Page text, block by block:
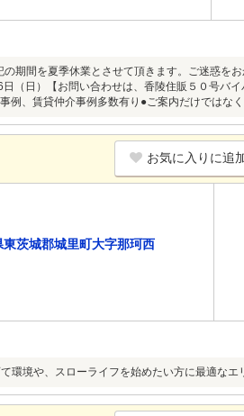
の期間を夏季休業とさせて頂きます。ご迷惑を
（日）【お問い合わせは、香陵住販５０号バ
例、賃貸仲介事例多数有り●ご案内だけではな
お気に入りに追
東茨城郡城里町大字那珂西
環境や、スローライフを始めたい方に最適な